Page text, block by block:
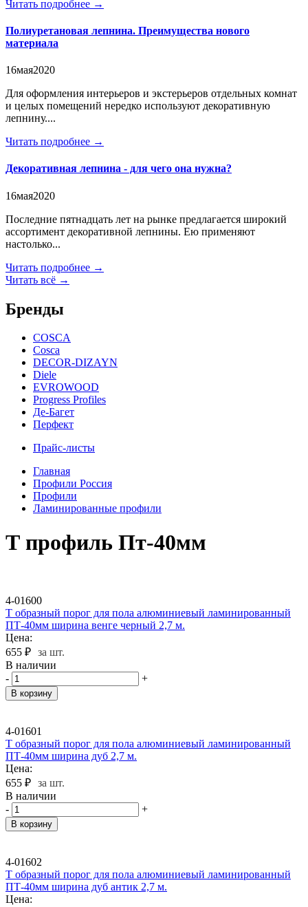
Читать подробнее →
Полиуретановая лепнина. Преимущества нового
материала
16мая2020
Для оформления интерьеров и экстерьеров отдельных комнат
и целых помещений нередко используют декоративную
лепнину....
Читать подробнее →
Декоративная лепнина - для чего она нужна?
16мая2020
Последние пятнадцать лет на рынке предлагается широкий
ассортимент декоративной лепнины. Ею применяют
настолько...
Читать подробнее →
Читать всё →
Бренды
COSCA
Cosca
DECOR-DIZAYN
Diele
EVROWOOD
Progress Profiles
Де-Багет
Перфект
Прайс-листы
Главная
Профили Россия
Профили
Ламинированные профили
Т профиль Пт-40мм
4-01600
Т образный порог для пола алюминиевый ламинированный
ПТ-40мм ширина венге черный 2,7 м.
Цена:
655 ₽ за шт.
В наличии
-
+
В корзину
4-01601
Т образный порог для пола алюминиевый ламинированный
ПТ-40мм ширина дуб 2,7 м.
Цена:
655 ₽ за шт.
В наличии
-
+
В корзину
4-01602
Т образный порог для пола алюминиевый ламинированный
ПТ-40мм ширина дуб антик 2,7 м.
Цена: